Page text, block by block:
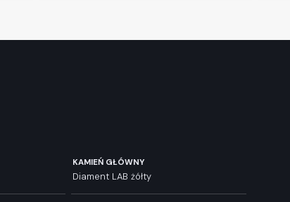
KAMIEŃ GŁÓWNY
Diament LAB żółty